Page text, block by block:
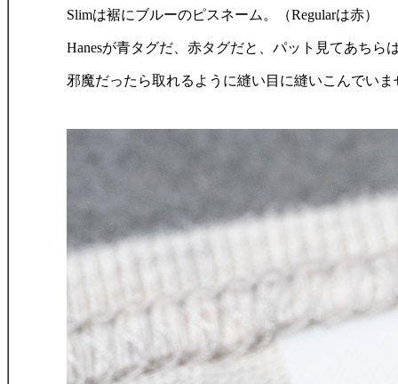
Slimは裾にブルーのピスネーム。（Regularは赤）
Hanesが青タグだ、赤タグだと、パット見てあち
邪魔だったら取れるように縫い目に縫いこんでいま